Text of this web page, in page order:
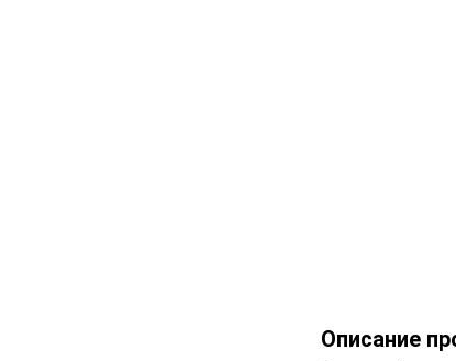
Описание